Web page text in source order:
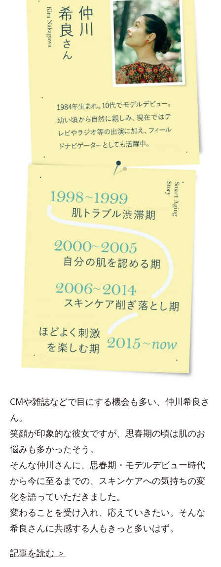
CMや雑誌などで目にする機会も多い、仲川希良さ
ん。
笑顔が印象的な彼女ですが、思春期の頃は肌のお
悩みも多かったそう。
そんな仲川さんに、思春期・モデルデビュー時代
から今に至るまでの、スキンケアへの気持ちの変
化を語っていただきました。
変わることを受け入れ、応えていきたい。そんな
希良さんに共感する人もきっと多いはず。
記事を読む ＞